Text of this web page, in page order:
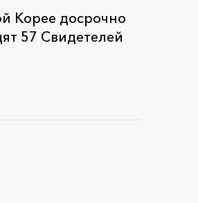
Корее досрочно
57 Свидетелей